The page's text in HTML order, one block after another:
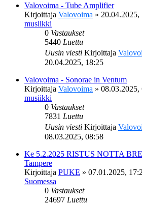
Valovoima - Tube Amplifier
Kirjoittaja Valovoima » 20.04.2025,
musiikki
0 Vastaukset
5440 Luettu
Uusin viesti Kirjoittaja
20.04.2025, 18:25
Valovoima - Sonorae in Ventum
Kirjoittaja Valovoima » 08.03.2025,
musiikki
0 Vastaukset
7831 Luettu
Uusin viesti Kirjoittaja
08.03.2025, 08:58
Ke 5.2.2025 RISTUS NOTTA
Tampere
Kirjoittaja PUKE » 07.01.2025,
Suomessa
0 Vastaukset
24697 Luettu